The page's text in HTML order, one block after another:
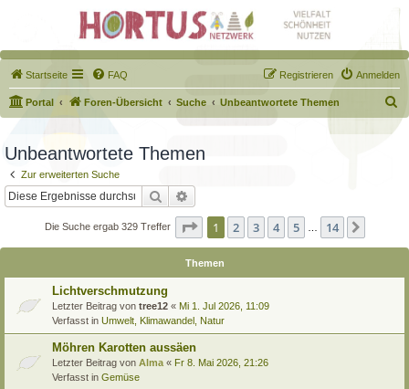
Startseite FAQ Anmelden
Registrieren
Portal Foren-Übersicht Suche Unbeantwortete Themen
u
Unbeantwortete Themen
Zur erweiterten Suche
Suche
Die Suche ergab 329 Treffer Seite 1von 14
1 2 3 4 5 14
Themen
Lichtverschmutzung
Letzter Beitrag von tree12 « Mi 1. Jul 2026, 11:09
Verfasst in Umwelt, Klimawandel, Natur
Möhren Karotten aussäen
Letzter Beitrag von Alma « Fr 8. Mai 2026, 21:26
Verfasst in Gemüse